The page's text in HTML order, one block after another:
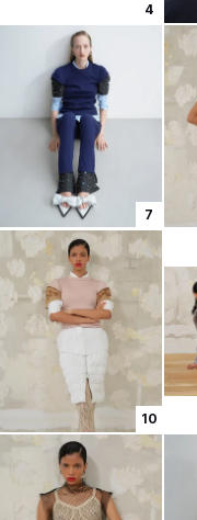
4
7
10